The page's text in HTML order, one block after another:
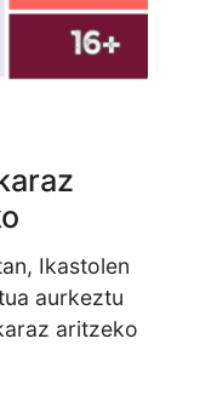
Ikastolen
aurkeztu
aritzeko